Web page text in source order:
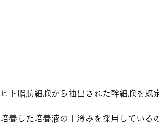
ヒト脂肪細胞から抽出された幹細胞を既
培養した培養液の上澄みを採用している